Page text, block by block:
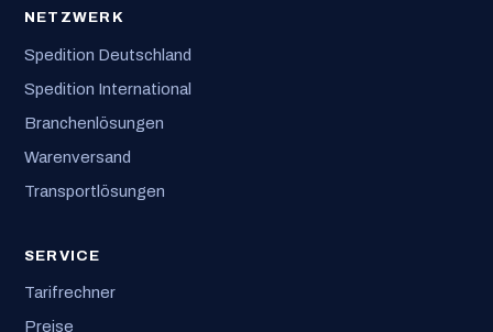
NETZWERK
Spedition Deutschland
Spedition International
Branchenlösungen
Warenversand
Transportlösungen
SERVICE
Tarifrechner
Preise